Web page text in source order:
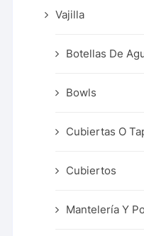
Vajilla
Botellas De
Bowls
Cubiertas O
Cubiertos
Mantelería Y